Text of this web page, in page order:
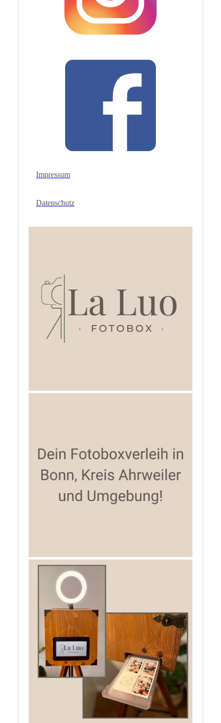
Impressum
Datenschutz